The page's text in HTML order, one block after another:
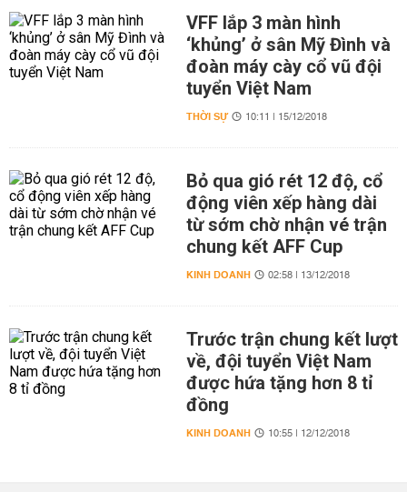
VFF lắp 3 màn hình
‘khủng’ ở sân Mỹ Đình và
đoàn máy cày cổ vũ đội
tuyển Việt Nam
THỜI SỰ 10:11 | 15/12/2018
Bỏ qua gió rét 12 độ, cổ
động viên xếp hàng dài
từ sớm chờ nhận vé trận
chung kết AFF Cup
KINH DOANH 02:58 | 13/12/2018
Trước trận chung kết lượt
về, đội tuyển Việt Nam
được hứa tặng hơn 8 tỉ
đồng
KINH DOANH 10:55 | 12/12/2018